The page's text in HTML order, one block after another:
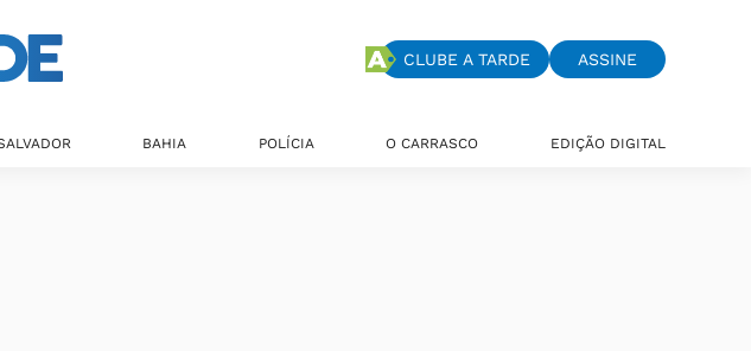
CLUBE A TARDE ASSINE
BAHIA POLÍCIA O CARRASCO EDIÇÃO DIGITAL